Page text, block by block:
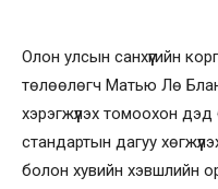
Олон улсын санхүүгийн
төлөөлөгч Матью Лө
хэрэгжүүлэх томоохон дэд
стандартын дагуу
болон хувийн хэвшлийн